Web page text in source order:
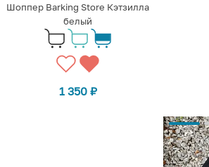
Шоппер Barking Store Кэтзилла
белый
1 350 ₽